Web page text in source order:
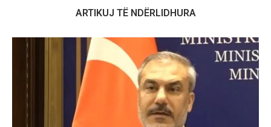
ARTIKUJ TË NDËRLIDHURA